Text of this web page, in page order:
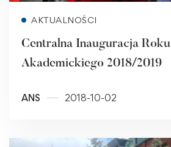
AKTUALNOŚCI
Centralna Inauguracja Roku
Akademickiego 2018/2019
ANS 2018-10-02